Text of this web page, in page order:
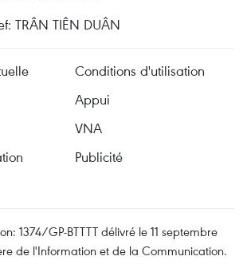
TRÂN TIÊN DUÂN
Conditions d'utilisation
Appui
VNA
Publicité
1374/GP-BTTTT délivré le 11 septembre
de l'Information et de la Communication.